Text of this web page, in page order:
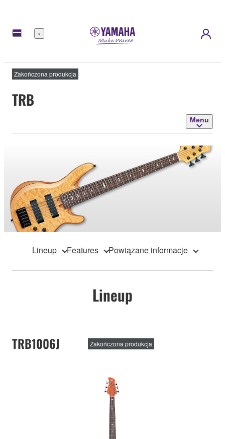
Menu
Zakończona produkcja
TRB
Menu
Lineup Features Powiązane informacje
Lineup
TRB1006J Zakończona produkcja